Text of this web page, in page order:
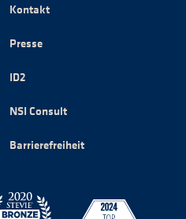
Kontakt
Presse
ID2
NSI Consult
Barrierefreiheit